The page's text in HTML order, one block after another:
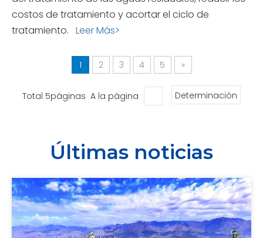
costos de tratamiento y acortar el ciclo de
tratamiento. Leer Más>
1 2 3 4 5 »
Total 5páginas A la página Determinación
Últimas noticias